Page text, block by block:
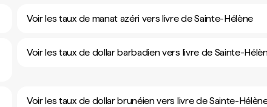
Voir les taux de manat azéri vers livre de Sainte-Hélène
Voir les taux de dollar barbadien vers livre de Sainte-
Voir les taux de dollar brunéien vers livre de Sainte-